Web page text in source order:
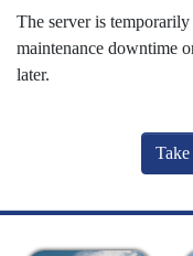
The server is
maintenance downtime
later.